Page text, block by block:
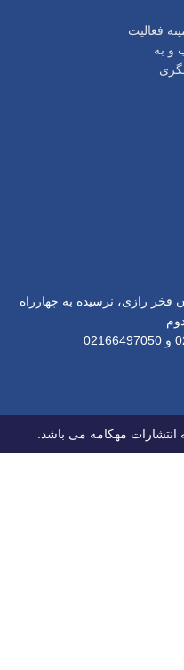
فعالیت
و به
فخر رازی، نرسیده به چهارراه
مهکامه می باشد.